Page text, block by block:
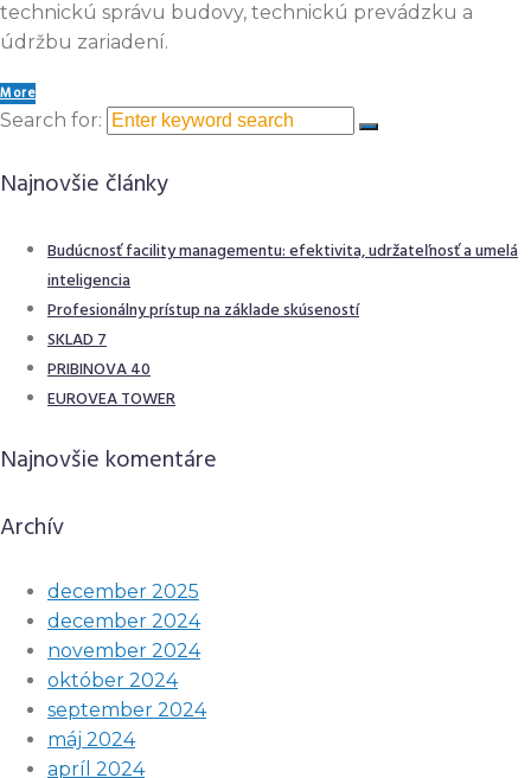
technickú správu budovy, technickú prevádzku a
údržbu zariadení.
More
Search for:
Najnovšie články
Budúcnosť facility managementu: efektivita, udržateľnosť a umelá
inteligencia
Profesionálny prístup na základe skúseností
SKLAD 7
PRIBINOVA 40
EUROVEA TOWER
Najnovšie komentáre
Archív
december 2025
december 2024
november 2024
október 2024
september 2024
máj 2024
apríl 2024